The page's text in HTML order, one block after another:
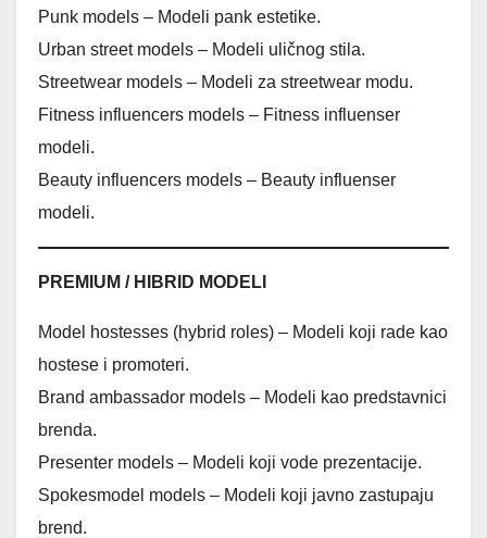
Punk models – Modeli pank estetike.
Urban street models – Modeli uličnog stila.
Streetwear models – Modeli za streetwear modu.
Fitness influencers models – Fitness influenser
modeli.
Beauty influencers models – Beauty influenser
modeli.
PREMIUM / HIBRID MODELI
Model hostesses (hybrid roles) – Modeli koji rade kao
hostese i promoteri.
Brand ambassador models – Modeli kao predstavnici
brenda.
Presenter models – Modeli koji vode prezentacije.
Spokesmodel models – Modeli koji javno zastupaju
brend.